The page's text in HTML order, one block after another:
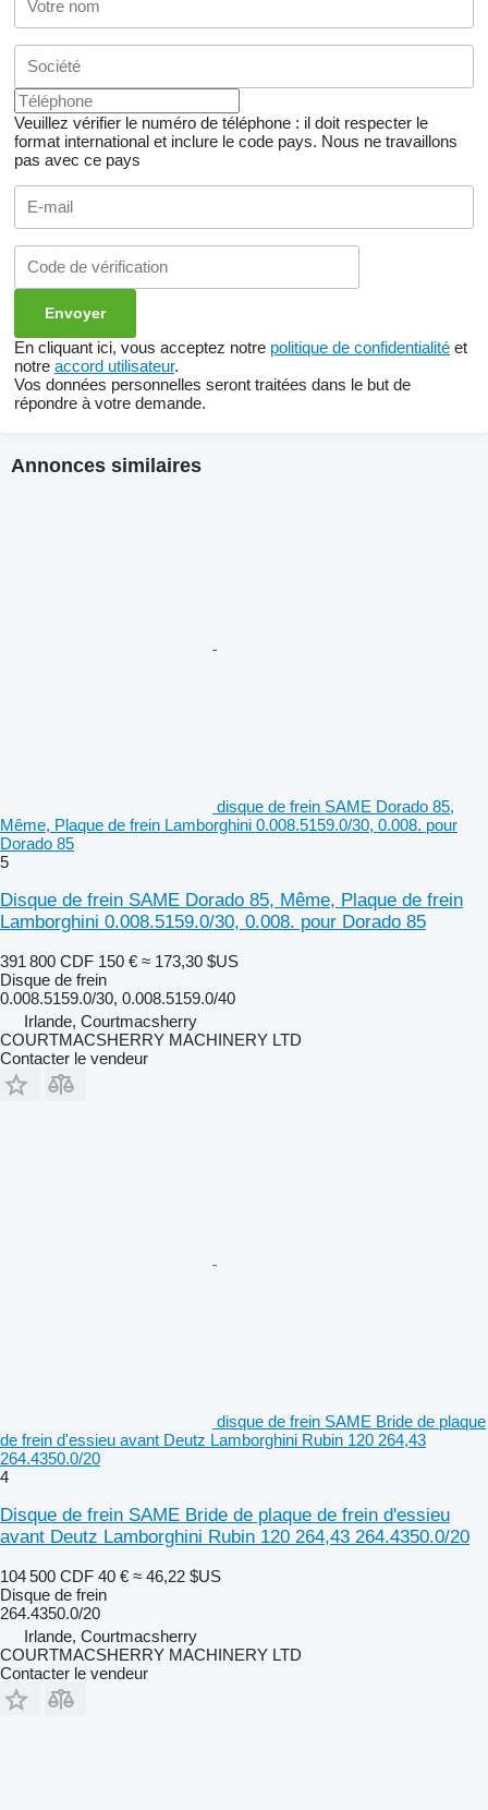
Veuillez vérifier le numéro de téléphone : il doit respecter le
format international et inclure le code pays. Nous ne travaillons
pas avec ce pays
En cliquant ici, vous acceptez notre politique de confidentialité et
notre accord utilisateur.
Vos données personnelles seront traitées dans le but de
répondre à votre demande.
Annonces similaires
disque de frein SAME Dorado 85,
Même, Plaque de frein Lamborghini 0.008.5159.0/30, 0.008. pour
Dorado 85
5
Disque de frein SAME Dorado 85, Même, Plaque de frein
Lamborghini 0.008.5159.0/30, 0.008. pour Dorado 85
391 800 CDF 150 € ≈ 173,30 $US
Disque de frein
0.008.5159.0/30, 0.008.5159.0/40
Irlande, Courtmacsherry
COURTMACSHERRY MACHINERY LTD
Contacter le vendeur
disque de frein SAME Bride de plaque
de frein d'essieu avant Deutz Lamborghini Rubin 120 264,43
264.4350.0/20
4
Disque de frein SAME Bride de plaque de frein d'essieu
avant Deutz Lamborghini Rubin 120 264,43 264.4350.0/20
104 500 CDF 40 € ≈ 46,22 $US
Disque de frein
264.4350.0/20
Irlande, Courtmacsherry
COURTMACSHERRY MACHINERY LTD
Contacter le vendeur